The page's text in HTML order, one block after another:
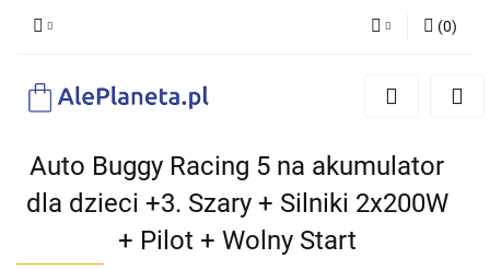
Zaloguj się
(0)
Auto Buggy Racing 5 na akumulator
dla dzieci +3. Szary + Silniki 2x200W
+ Pilot + Wolny Start